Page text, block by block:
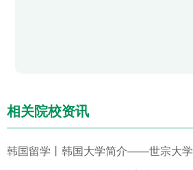
相关院校资讯
韩国留学丨韩国大学简介——世宗大学